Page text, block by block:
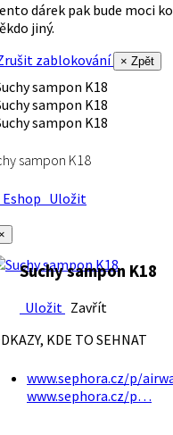
dárek pak bude moci
jiný.
zablokování
× Zpět
sampon K18
Uložit
Suchy sampon K18
Uložit Zavřít
KDE TO SEHNAT
www.sephora.cz/p/
www.sephora.cz/p…